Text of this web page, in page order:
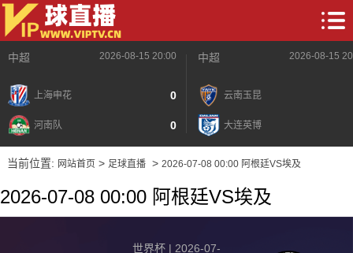
中超 2026-08-15 20:00
上海申花 0
河南队 0
中超 2026-08-15
云南玉昆
大连英博
当前位置: 网站首页> 足球直播> 2026-07-08 00:00 阿根廷VS埃及
2026-07-08 00:00 阿根廷VS埃及
世界杯 | 2026-07-